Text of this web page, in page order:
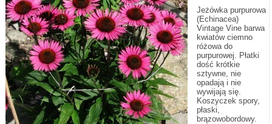
Jeżówka purpurowa
(Echinacea)
Vintage Vine barwa
kwiatów ciemno
różowa do
purpurowej. Płatki
dość krótkie
sztywne, nie
opadają i nie
wywijają się.
Koszyczek spory,
płaski,
brązowobordowy.